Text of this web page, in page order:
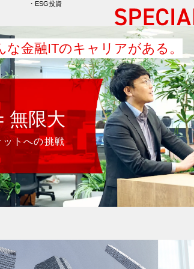
ESG投資
無限大
ットへの挑戦
な金融ITのキャリアがある。